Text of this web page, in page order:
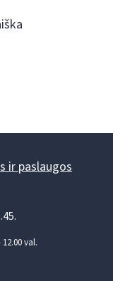
ir paslaugos
val.